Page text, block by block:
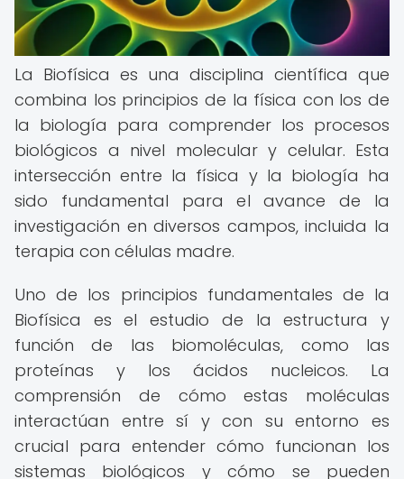
La Biofísica es una disciplina científica que
combina los principios de la física con los de
la biología para comprender los procesos
biológicos a nivel molecular y celular. Esta
intersección entre la física y la biología ha
sido fundamental para el avance de la
investigación en diversos campos, incluida la
terapia con células madre.
Uno de los principios fundamentales de la
Biofísica es el estudio de la estructura y
función de las biomoléculas, como las
proteínas y los ácidos nucleicos. La
comprensión de cómo estas moléculas
interactúan entre sí y con su entorno es
crucial para entender cómo funcionan los
sistemas biológicos y cómo se pueden